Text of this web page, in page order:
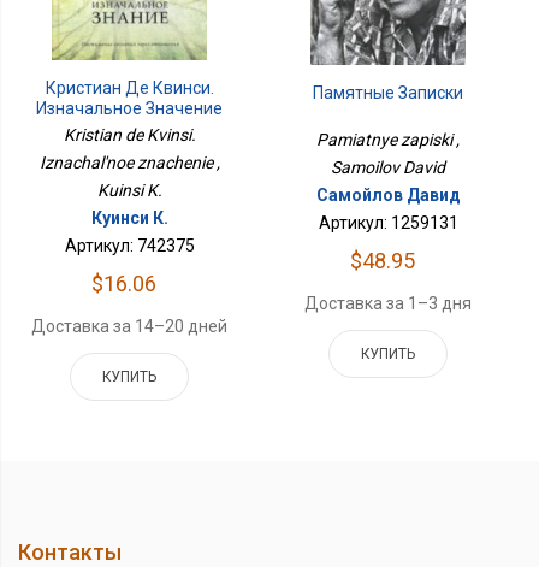
Кристиан Де Квинси.
Изначальное Значение
Kristian de Kvinsi.
Iznachal'noe znachenie ,
Kuinsi K.
Куинси К.
Артикул: 742375
$16.06
Доставка за 14–20 дней
КУПИТЬ
Памятные Записки
Pamiatnye zapiski ,
Samoilov David
Самойлов Давид
Артикул: 1259131
$48.95
Доставка за 1–3 дня
КУПИТЬ
Контакты